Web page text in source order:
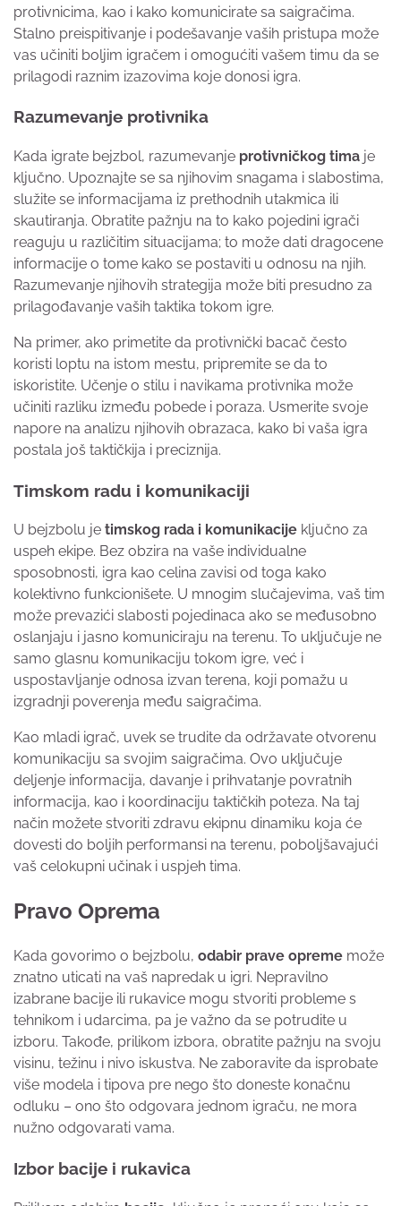
protivnicima, kao i kako komunicirate sa saigračima.
Stalno preispitivanje i podešavanje vaših pristupa može
vas učiniti boljim igračem i omogućiti vašem timu da se
prilagodi raznim izazovima koje donosi igra.
Razumevanje protivnika
Kada igrate bejzbol, razumevanje protivničkog tima je
ključno. Upoznajte se sa njihovim snagama i slabostima,
služite se informacijama iz prethodnih utakmica ili
skautiranja. Obratite pažnju na to kako pojedini igrači
reaguju u različitim situacijama; to može dati dragocene
informacije o tome kako se postaviti u odnosu na njih.
Razumevanje njihovih strategija može biti presudno za
prilagođavanje vaših taktika tokom igre.
Na primer, ako primetite da protivnički bacač često
koristi loptu na istom mestu, pripremite se da to
iskoristite. Učenje o stilu i navikama protivnika može
učiniti razliku između pobede i poraza. Usmerite svoje
napore na analizu njihovih obrazaca, kako bi vaša igra
postala još taktičkija i preciznija.
Timskom radu i komunikaciji
U bejzbolu je timskog rada i komunikacije ključno za
uspeh ekipe. Bez obzira na vaše individualne
sposobnosti, igra kao celina zavisi od toga kako
kolektivno funkcionišete. U mnogim slučajevima, vaš tim
može prevazići slabosti pojedinaca ako se međusobno
oslanjaju i jasno komuniciraju na terenu. To uključuje ne
samo glasnu komunikaciju tokom igre, već i
uspostavljanje odnosa izvan terena, koji pomažu u
izgradnji poverenja među saigračima.
Kao mladi igrač, uvek se trudite da održavate otvorenu
komunikaciju sa svojim saigračima. Ovo uključuje
deljenje informacija, davanje i prihvatanje povratnih
informacija, kao i koordinaciju taktičkih poteza. Na taj
način možete stvoriti zdravu ekipnu dinamiku koja će
dovesti do boljih performansi na terenu, poboljšavajući
vaš celokupni učinak i uspjeh tima.
Pravo Oprema
Kada govorimo o bejzbolu, odabir prave opreme može
znatno uticati na vaš napredak u igri. Nepravilno
izabrane bacije ili rukavice mogu stvoriti probleme s
tehnikom i udarcima, pa je važno da se potrudite u
izboru. Takođe, prilikom izbora, obratite pažnju na svoju
visinu, težinu i nivo iskustva. Ne zaboravite da isprobate
više modela i tipova pre nego što doneste konačnu
odluku – ono što odgovara jednom igraču, ne mora
nužno odgovarati vama.
Izbor bacije i rukavica